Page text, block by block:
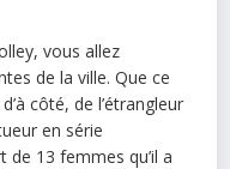
vous allez
de la ville. Que ce
côté, de l’étrangleur
en série
13 femmes qu’il a